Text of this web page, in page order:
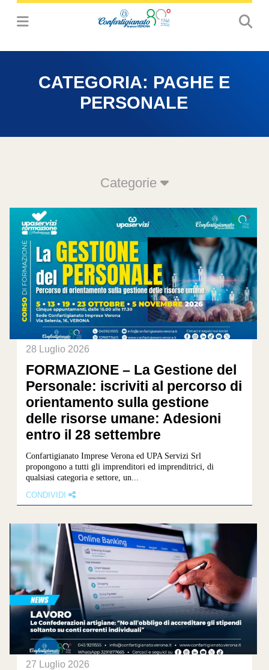
CATEGORIA: PAGHE E
PERSONALE
Categorie
28 Luglio 2026
FORMAZIONE – La Gestione del
Personale: iscriviti al percorso di
orientamento sulla gestione
delle risorse umane: Adesioni
entro il 28 settembre
Confartigianato Imprese Verona ed UPA Servizi Srl
propongono a tutti gli imprenditori ed imprenditrici, di
qualsiasi categoria e settore, un...
CONDIVIDI
27 Luglio 2026